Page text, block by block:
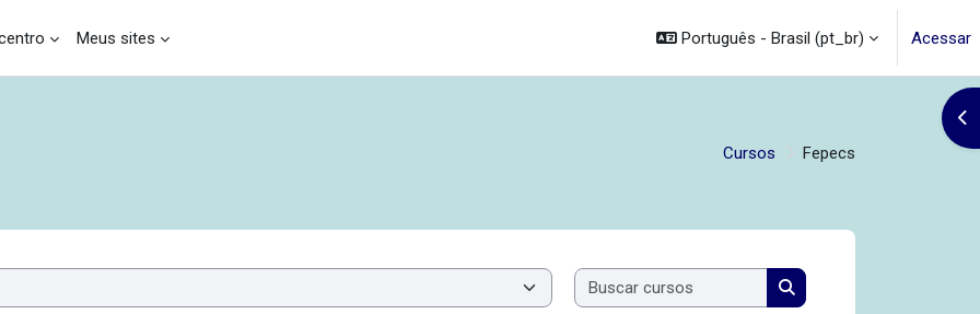
Meus sites Português - Brasil ‎(pt_br)‎ Acessar
Cursos Fepecs
Buscar cursos